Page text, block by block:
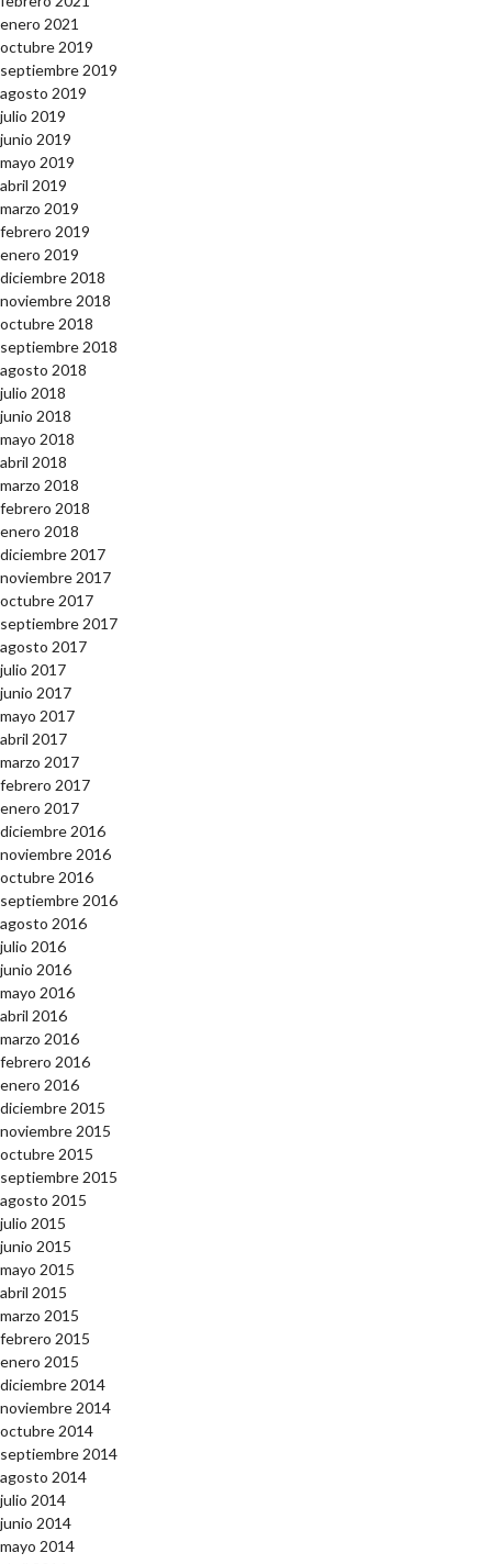
enero 2021
octubre 2019
septiembre 2019
agosto 2019
julio 2019
junio 2019
mayo 2019
abril 2019
marzo 2019
febrero 2019
enero 2019
diciembre 2018
noviembre 2018
octubre 2018
septiembre 2018
agosto 2018
julio 2018
junio 2018
mayo 2018
abril 2018
marzo 2018
febrero 2018
enero 2018
diciembre 2017
noviembre 2017
octubre 2017
septiembre 2017
agosto 2017
julio 2017
junio 2017
mayo 2017
abril 2017
marzo 2017
febrero 2017
enero 2017
diciembre 2016
noviembre 2016
octubre 2016
septiembre 2016
agosto 2016
julio 2016
junio 2016
mayo 2016
abril 2016
marzo 2016
febrero 2016
enero 2016
diciembre 2015
noviembre 2015
octubre 2015
septiembre 2015
agosto 2015
julio 2015
junio 2015
mayo 2015
abril 2015
marzo 2015
febrero 2015
enero 2015
diciembre 2014
noviembre 2014
octubre 2014
septiembre 2014
agosto 2014
julio 2014
junio 2014
mayo 2014